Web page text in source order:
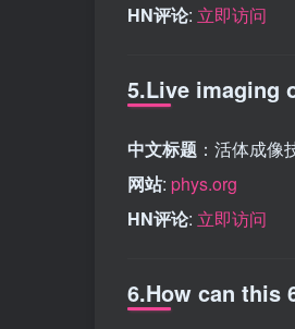
HN评论: 立即访问
5.Live imaging
中文标题 ：活体成
网站: phys.org
HN评论: 立即访问
6.How can this